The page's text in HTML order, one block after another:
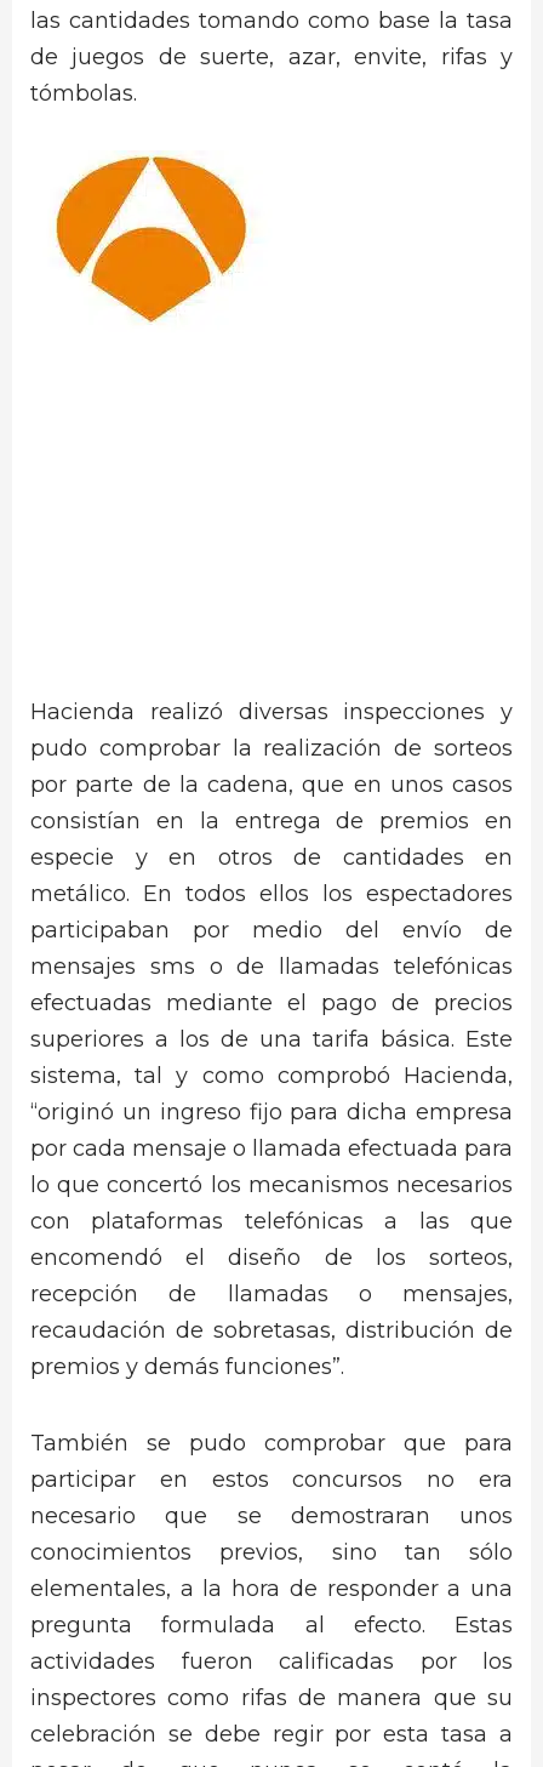
las cantidades tomando como base la tasa
de juegos de suerte, azar, envite, rifas y
tómbolas.
Hacienda realizó diversas inspecciones y
pudo comprobar la realización de sorteos
por parte de la cadena, que en unos casos
consistían en la entrega de premios en
especie y en otros de cantidades en
metálico. En todos ellos los espectadores
participaban por medio del envío de
mensajes sms o de llamadas telefónicas
efectuadas mediante el pago de precios
superiores a los de una tarifa básica. Este
sistema, tal y como comprobó Hacienda,
“originó un ingreso fijo para dicha empresa
por cada mensaje o llamada efectuada para
lo que concertó los mecanismos necesarios
con plataformas telefónicas a las que
encomendó el diseño de los sorteos,
recepción de llamadas o mensajes,
recaudación de sobretasas, distribución de
premios y demás funciones”.
También se pudo comprobar que para
participar en estos concursos no era
necesario que se demostraran unos
conocimientos previos, sino tan sólo
elementales, a la hora de responder a una
pregunta formulada al efecto. Estas
actividades fueron calificadas por los
inspectores como rifas de manera que su
celebración se debe regir por esta tasa a